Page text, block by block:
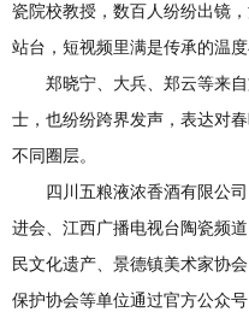
瓷院校教授，数百人纷纷出镜
站台，短视频里满是传承的温度
郑晓宁、大兵、郑云等来
士，也纷纷跨界发声，表达对
不同圈层。
四川五粮液浓香酒有限公
进会、江西广播电视台陶瓷频
民文化遗产、景德镇美术家协
保护协会等单位通过官方公众